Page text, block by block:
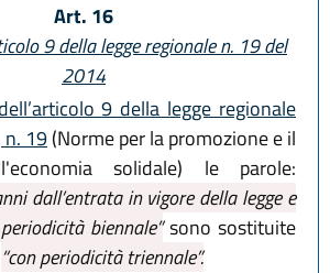
Art. 16
9 della legge regionale n. 19 del
2014
9 della legge regionale
19(Norme per la promozione e il
solidale) le parole:
dall’entrata in vigore della legge e
biennale”sono sostituite
“con periodicità triennale”.